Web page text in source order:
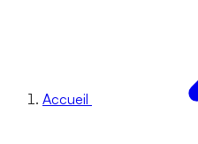
Accueil